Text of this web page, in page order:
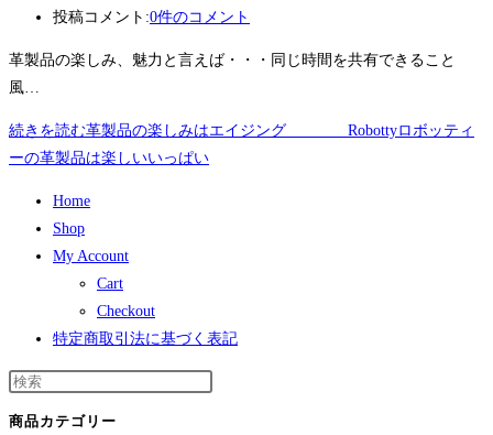
投稿コメント:0件のコメント
革製品の楽しみ、魅力と言えば・・・同じ時間を共有できること
風…
続きを読む革製品の楽しみはエイジング Robottyロボッティ
ーの革製品は楽しいいっぱい
Home
Shop
My Account
Cart
Checkout
特定商取引法に基づく表記
商品カテゴリー